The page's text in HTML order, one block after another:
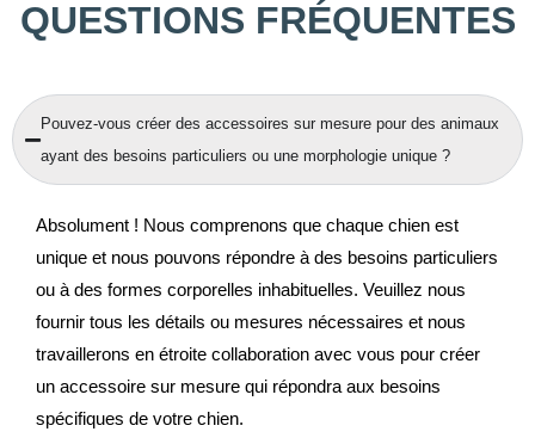
QUESTIONS FRÉQUENTES
Pouvez-vous créer des accessoires sur mesure pour des animaux
ayant des besoins particuliers ou une morphologie unique ?
Absolument ! Nous comprenons que chaque chien est
unique et nous pouvons répondre à des besoins particuliers
ou à des formes corporelles inhabituelles. Veuillez nous
fournir tous les détails ou mesures nécessaires et nous
travaillerons en étroite collaboration avec vous pour créer
un accessoire sur mesure qui répondra aux besoins
spécifiques de votre chien.